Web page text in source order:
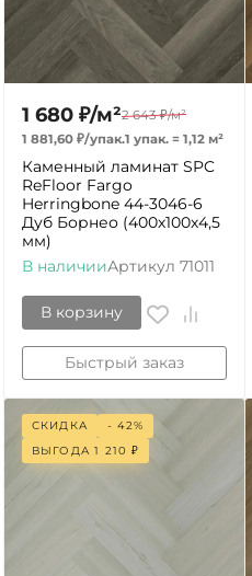
1 680 ₽/м²2 643 ₽/м²
1 881,60 ₽/упак.1 упак. = 1,12 м²
Каменный ламинат SPC
ReFloor Fargo
Herringbone 44-3046-6
Дуб Борнео (400х100х4,5
мм)
В наличииАртикул 71011
В корзину
Быстрый заказ
СКИДКА
- 42%
ВЫГОДА1 210 ₽